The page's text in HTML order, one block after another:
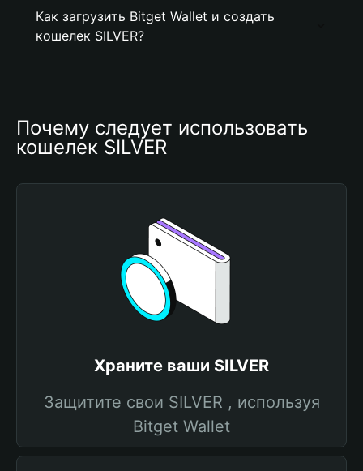
Как загрузить Bitget Wallet и создать
кошелек SILVER?
Почему следует использовать
кошелек SILVER
Храните ваши SILVER
Защитите свои SILVER , используя
Bitget Wallet